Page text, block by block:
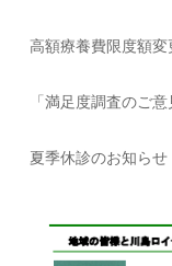
高額療養費限度額
「満足度調査のご
夏季休診のお知らせ